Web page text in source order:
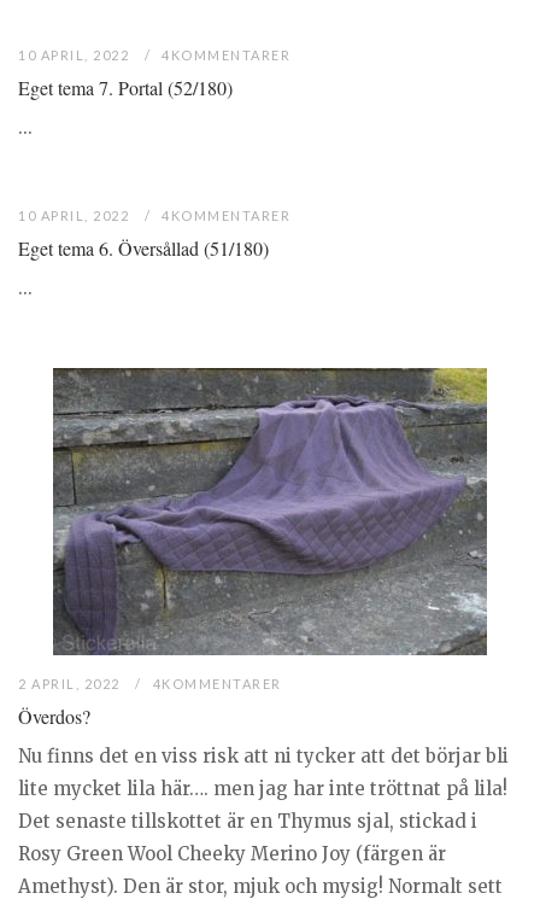
10 APRIL, 2022 4KOMMENTARER
Eget tema 7. Portal (52/180)
...
10 APRIL, 2022 4KOMMENTARER
Eget tema 6. Översållad (51/180)
...
2 APRIL, 2022 4KOMMENTARER
Överdos?
Nu finns det en viss risk att ni tycker att det börjar bli
lite mycket lila här…. men jag har inte tröttnat på lila!
Det senaste tillskottet är en Thymus sjal, stickad i
Rosy Green Wool Cheeky Merino Joy (färgen är
Amethyst). Den är stor, mjuk och mysig! Normalt sett